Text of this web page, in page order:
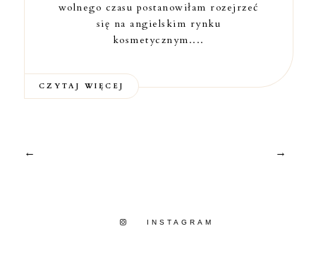
wolnego czasu postanowiłam rozejrzeć
się na angielskim rynku
kosmetycznym....
CZYTAJ WIĘCEJ
← →
INSTAGRAM